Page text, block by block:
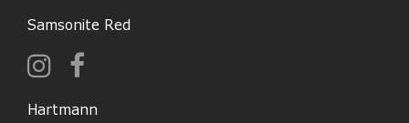
Samsonite Red
Hartmann